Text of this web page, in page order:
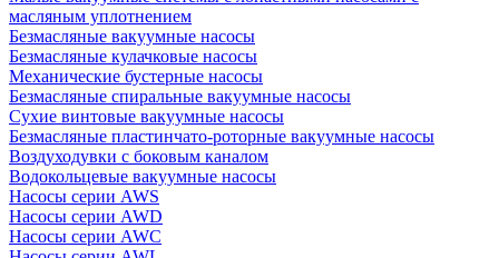
масляным уплотнением
Безмасляные вакуумные насосы
Безмасляные кулачковые насосы
Механические бустерные насосы
Безмасляные спиральные вакуумные насосы
Сухие винтовые вакуумные насосы
Безмасляные пластинчато-роторные вакуумные насосы
Воздуходувки с боковым каналом
Водокольцевые вакуумные насосы
Насосы серии AWS
Насосы серии AWD
Насосы серии AWC